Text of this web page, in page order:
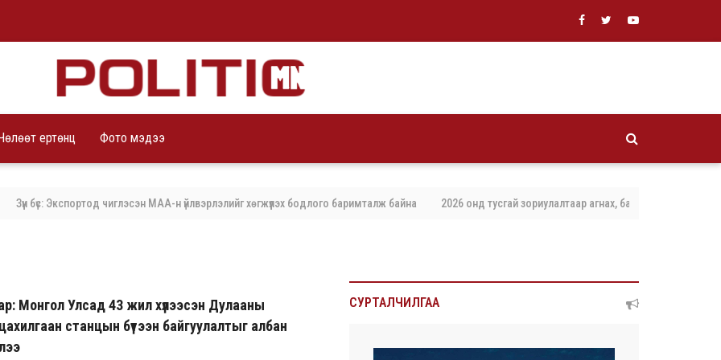
ертөнц Фото мэдээ
Экспортод чиглэсэн МАА-н үйлвэрлэлийг хөгжүүлэх бодлого баримталж байна 2026 онд тусгай зориулалтаар агнах, барих амьтны тоо хэмжээг
Монгол Улсад 43 жил хүлээсэн Дулааны
станцын бүтээн байгуулалтыг албан
СУРТАЛЧИЛГАА